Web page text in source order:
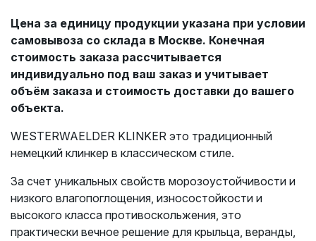
Цена за единицу продукции указана при условии
самовывоза со склада в Москве. Конечная
стоимость заказа рассчитывается
индивидуально под ваш заказ и учитывает
объём заказа и стоимость доставки до вашего
объекта.
WESTERWAELDER KLINKER это традиционный
немецкий клинкер в классическом стиле.
За счет уникальных свойств морозоустойчивости и
низкого влагопоглощения, износостойкости и
высокого класса противоскольжения, это
практически вечное решение для крыльца, веранды,